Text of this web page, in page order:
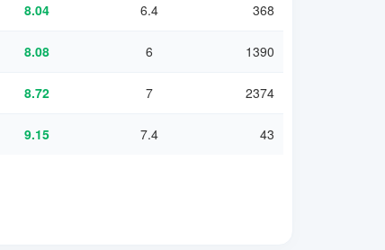
8.04 6.4 368
8.08 6 1390
8.72 7 2374
9.15 7.4 43